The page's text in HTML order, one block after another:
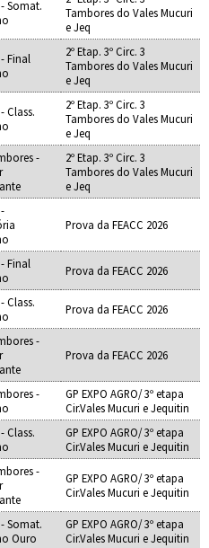
Somat.
Tambores do Vales Mucuri
e Jeq
Final
2º Etap. 3º Circ. 3
Tambores do Vales Mucuri
e Jeq
Class.
2º Etap. 3º Circ. 3
Tambores do Vales Mucuri
e Jeq
-
2º Etap. 3º Circ. 3
Tambores do Vales Mucuri
e Jeq
Prova da FEACC 2026
Final
Prova da FEACC 2026
Class.
Prova da FEACC 2026
-
Prova da FEACC 2026
-
GP EXPO AGRO/ 3º etapa
Cir.Vales Mucuri e Jequitin
Class.
GP EXPO AGRO/ 3º etapa
Cir.Vales Mucuri e Jequitin
-
GP EXPO AGRO/ 3º etapa
Cir.Vales Mucuri e Jequitin
Somat.
Ouro
GP EXPO AGRO/ 3º etapa
Cir.Vales Mucuri e Jequitin